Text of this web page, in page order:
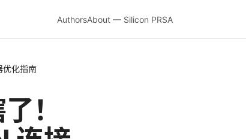
AuthorsAbout — Silicon PRSA
优化指南
！